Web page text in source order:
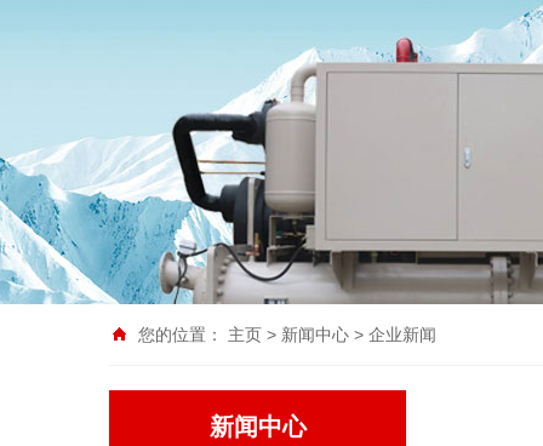
您的位置： 主页 > 新闻中心 > 企业新闻
新闻中心